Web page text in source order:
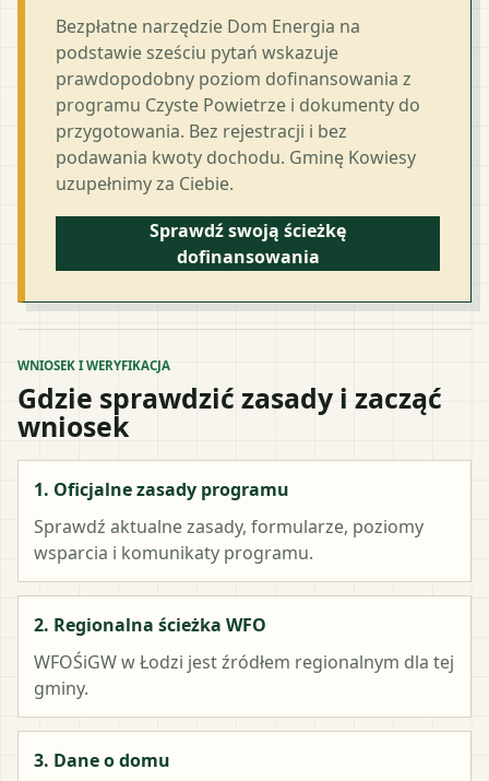
Bezpłatne narzędzie Dom Energia na
podstawie sześciu pytań wskazuje
prawdopodobny poziom dofinansowania z
programu Czyste Powietrze i dokumenty do
przygotowania. Bez rejestracji i bez
podawania kwoty dochodu. Gminę Kowiesy
uzupełnimy za Ciebie.
Sprawdź swoją ścieżkę
dofinansowania
WNIOSEK I WERYFIKACJA
Gdzie sprawdzić zasady i zacząć
wniosek
1. Oficjalne zasady programu
Sprawdź aktualne zasady, formularze, poziomy
wsparcia i komunikaty programu.
2. Regionalna ścieżka WFO
WFOŚiGW w Łodzi jest źródłem regionalnym dla tej
gminy.
3. Dane o domu